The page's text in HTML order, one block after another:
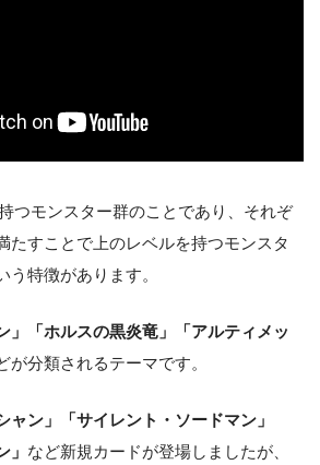
つモンスター群のことであり、それぞ
たすことで上のレベルを持つモンスタ
う特徴があります。
」「ホルスの黒炎竜」「アルティメッ
が分類されるテーマです。
ャン」
「サイレント・ソードマン」
」 など新規カードが登場しましたが、